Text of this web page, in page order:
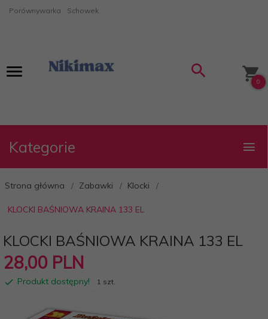
Porównywarka Schowek
0
Kategorie
Strona główna Zabawki Klocki
KLOCKI BAŚNIOWA KRAINA 133 EL
KLOCKI BAŚNIOWA KRAINA 133 EL
28,00 PLN
Produkt dostępny! 1 szt.